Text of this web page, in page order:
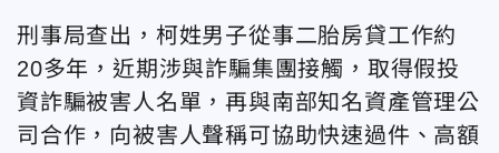
刑事局查出，柯姓男子從事二胎房貸工作約
20多年，近期涉與詐騙集團接觸，取得假投
資詐騙被害人名單，再與南部知名資產管理公
司合作，向被害人聲稱可協助快速過件、高額